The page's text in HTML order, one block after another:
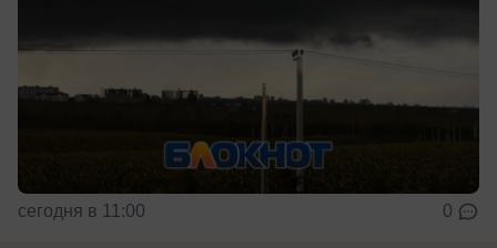
сегодня в 11:00 0